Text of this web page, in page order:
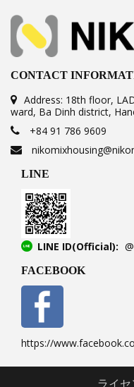
CONTACT
Address: 18th floor,
ward, Ba Dinh district,
+84 91 786 9609
LINE
LINE ID(Official):
FACEBOOK
https://
ライ